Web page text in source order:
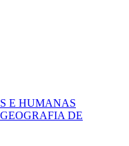
E HUMANAS
DE